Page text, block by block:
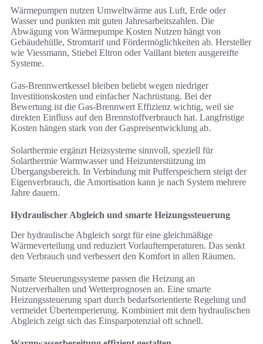
Wärmepumpen nutzen Umweltwärme aus Luft, Erde oder
Wasser und punkten mit guten Jahresarbeitszahlen. Die
Abwägung von Wärmepumpe Kosten Nutzen hängt von
Gebäudehülle, Stromtarif und Fördermöglichkeiten ab. Hersteller
wie Viessmann, Stiebel Eltron oder Vaillant bieten ausgereifte
Systeme.
Gas-Brennwertkessel bleiben beliebt wegen niedriger
Investitionskosten und einfacher Nachrüstung. Bei der
Bewertung ist die Gas-Brennwert Effizienz wichtig, weil sie
direkten Einfluss auf den Brennstoffverbrauch hat. Langfristige
Kosten hängen stark von der Gaspreisentwicklung ab.
Solarthermie ergänzt Heizsysteme sinnvoll, speziell für
Solarthermie Warmwasser und Heizunterstützung im
Übergangsbereich. In Verbindung mit Pufferspeichern steigt der
Eigenverbrauch, die Amortisation kann je nach System mehrere
Jahre dauern.
Hydraulischer Abgleich und smarte Heizungssteuerung
Der hydraulische Abgleich sorgt für eine gleichmäßige
Wärmeverteilung und reduziert Vorlauftemperaturen. Das senkt
den Verbrauch und verbessert den Komfort in allen Räumen.
Smarte Steuerungssysteme passen die Heizung an
Nutzerverhalten und Wetterprognosen an. Eine smarte
Heizungssteuerung spart durch bedarfsorientierte Regelung und
vermeidet Übertemperierung. Kombiniert mit dem hydraulischen
Abgleich zeigt sich das Einsparpotenzial oft schnell.